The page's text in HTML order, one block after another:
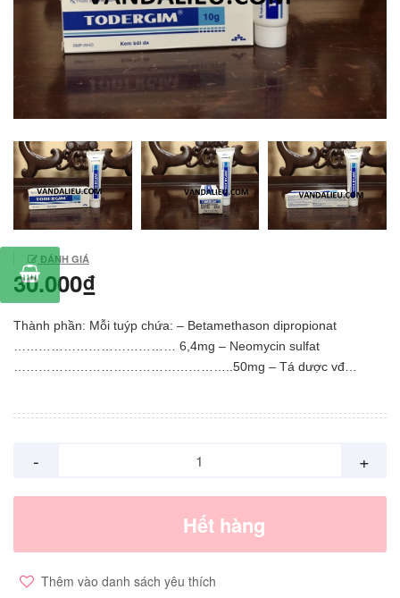
ĐÁNH GIÁ
30.000₫
Thành phần: Mỗi tuýp chứa: – Betamethason dipropionat
………………………………… 6,4mg – Neomycin sulfat
……………………………………………..50mg – Tá dược vđ
Làm giảm những biểu hiện viêm của các bệnh da đáp ứng với
trùng do các vi khuẩn trên. – Các chứng bệnh được chỉ định bao
gồm : Vẩy nến, viêm da tiếp xúc, viêm thần kinh da, eczema (bao
gồm eczema hình đồng tiền, eczema ở trẻ em, eczema dị ứng),
viêm da tiết bã, viêm da do ánh nắng, viêm da ứ đọng, ngứa vùng
- +
Hết hàng
Thêm vào danh sách yêu thích